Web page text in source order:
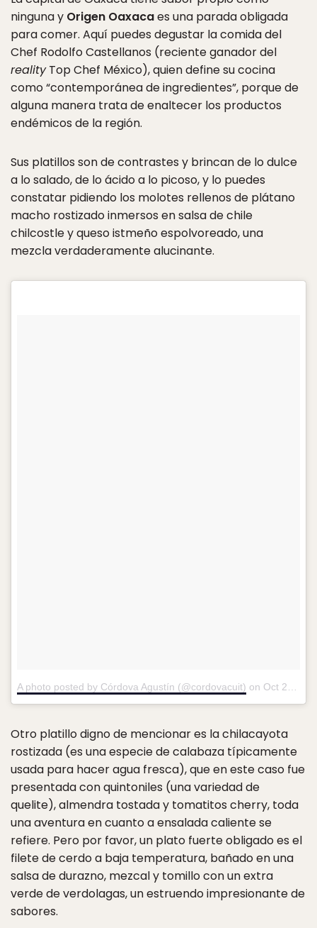
ninguna y Origen Oaxacaes una parada obligada
para comer. Aquí puedes degustar la comida del
Chef Rodolfo Castellanos (reciente ganador del
realityTop Chef México), quien define su cocina
como “contemporánea de ingredientes”, porque de
alguna manera trata de enaltecer los productos
endémicos de la región.
Sus platillos son de contrastes y brincan de lo dulce
a lo salado, de lo ácido a lo picoso, y lo puedes
constatar pidiendo los molotes rellenos de plátano
macho rostizado inmersos en salsa de chile
chilcostle y queso istmeño espolvoreado, una
mezcla verdaderamente alucinante.
A photo posted by Córdova Agustín (@cordovacuit) on Oct 20, 2016 at 11:02am PDT
Otro platillo digno de mencionar es la chilacayota
rostizada (es una especie de calabaza típicamente
usada para hacer agua fresca), que en este caso fue
presentada con quintoniles (una variedad de
quelite), almendra tostada y tomatitos cherry, toda
una aventura en cuanto a ensalada caliente se
refiere. Pero por favor, un plato fuerte obligado es el
filete de cerdo a baja temperatura, bañado en una
salsa de durazno, mezcal y tomillo con un extra
verde de verdolagas, un estruendo impresionante de
sabores.